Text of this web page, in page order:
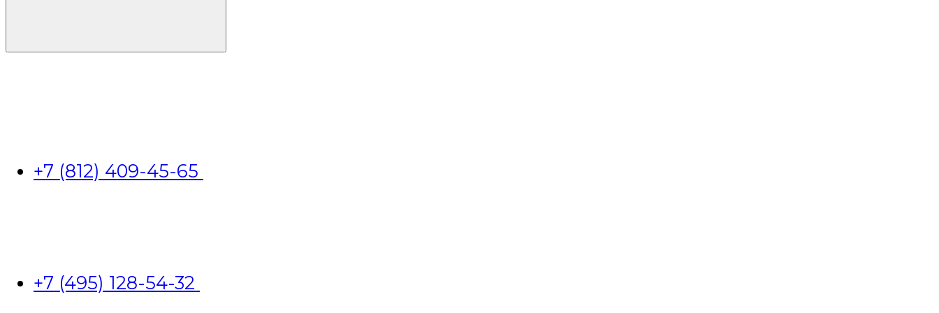
+7 (812) 409-45-65
+7 (495) 128-54-32